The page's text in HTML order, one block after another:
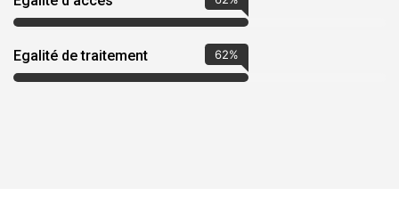
Egalité de traitement